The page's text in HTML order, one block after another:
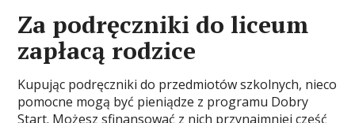
Za podręczniki do liceum
zapłacą rodzice
Kupując podręczniki do przedmiotów szkolnych, nieco
pomocne mogą być pieniądze z programu Dobry
Start. Możesz sfinansować z nich przynajmniej część